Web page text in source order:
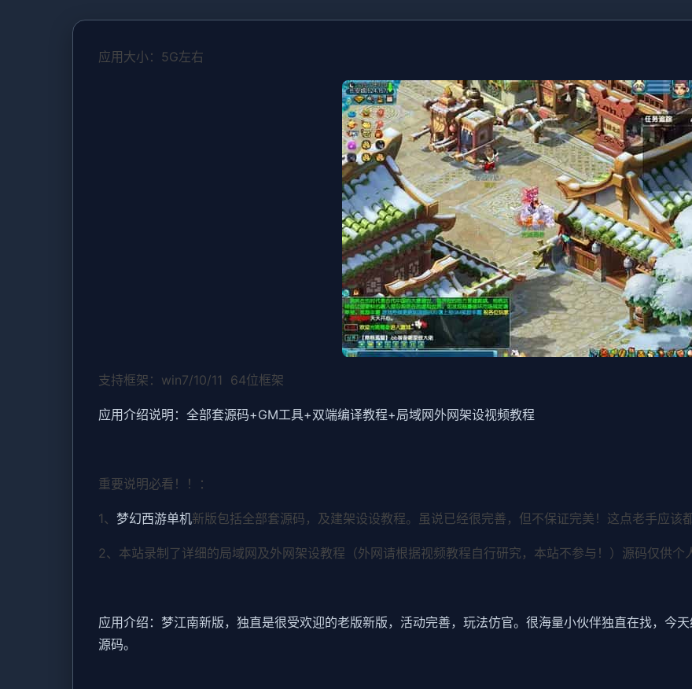
应用大小：5G左右
支持框架：win7/10/11 64位框架
应用介绍说明：全部套源码+GM工具+双端编译教程+局域网外网架设视频教程
重要说明必看！！：
1、 梦幻西游单机新版包括全部套源码，及建架设设教程。虽说已经很完善，但不保证完美！这点老手应该
2、本站录制了详细的局域网及外网架设教程（外网请根据视频教程自行研究，本站不参与！）源码仅供个
应用介绍：梦江南新版，独直是很受欢迎的老版新版，活动完善，玩法仿官。很海量小伙伴独直在找，今
源码。